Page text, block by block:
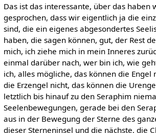
Das ist das interessante, über das haben
gesprochen, dass wir eigentlich ja die
sind, die ein eigenes abgesondertes
haben, die sagen können, gut, der Rest
mich, ich ziehe mich in mein Inneres
einmal darüber nach, wer bin ich, wie
ich, alles mögliche, das können die Engel
die Erzengel nicht, das können die
letztlich bis hinauf zu den Seraphim
Seelenbewegungen, gerade bei den
aus in der Bewegung der Sterne des
dieser Sterneninsel und die nächste, die